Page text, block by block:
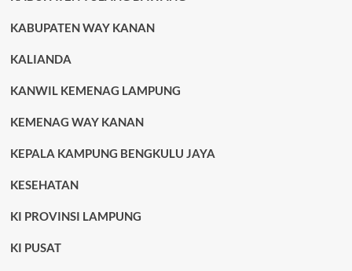
KABUPATEN WAY KANAN
KALIANDA
KANWIL KEMENAG LAMPUNG
KEMENAG WAY KANAN
KEPALA KAMPUNG BENGKULU JAYA
KESEHATAN
KI PROVINSI LAMPUNG
KI PUSAT